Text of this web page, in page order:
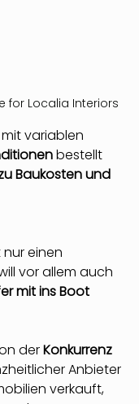
for Localia Interiors
variablen
bestellt
Baukosten und
einen
vor allem auch
mit ins Boot
der Konkurrenz
Anbieter
verkauft,